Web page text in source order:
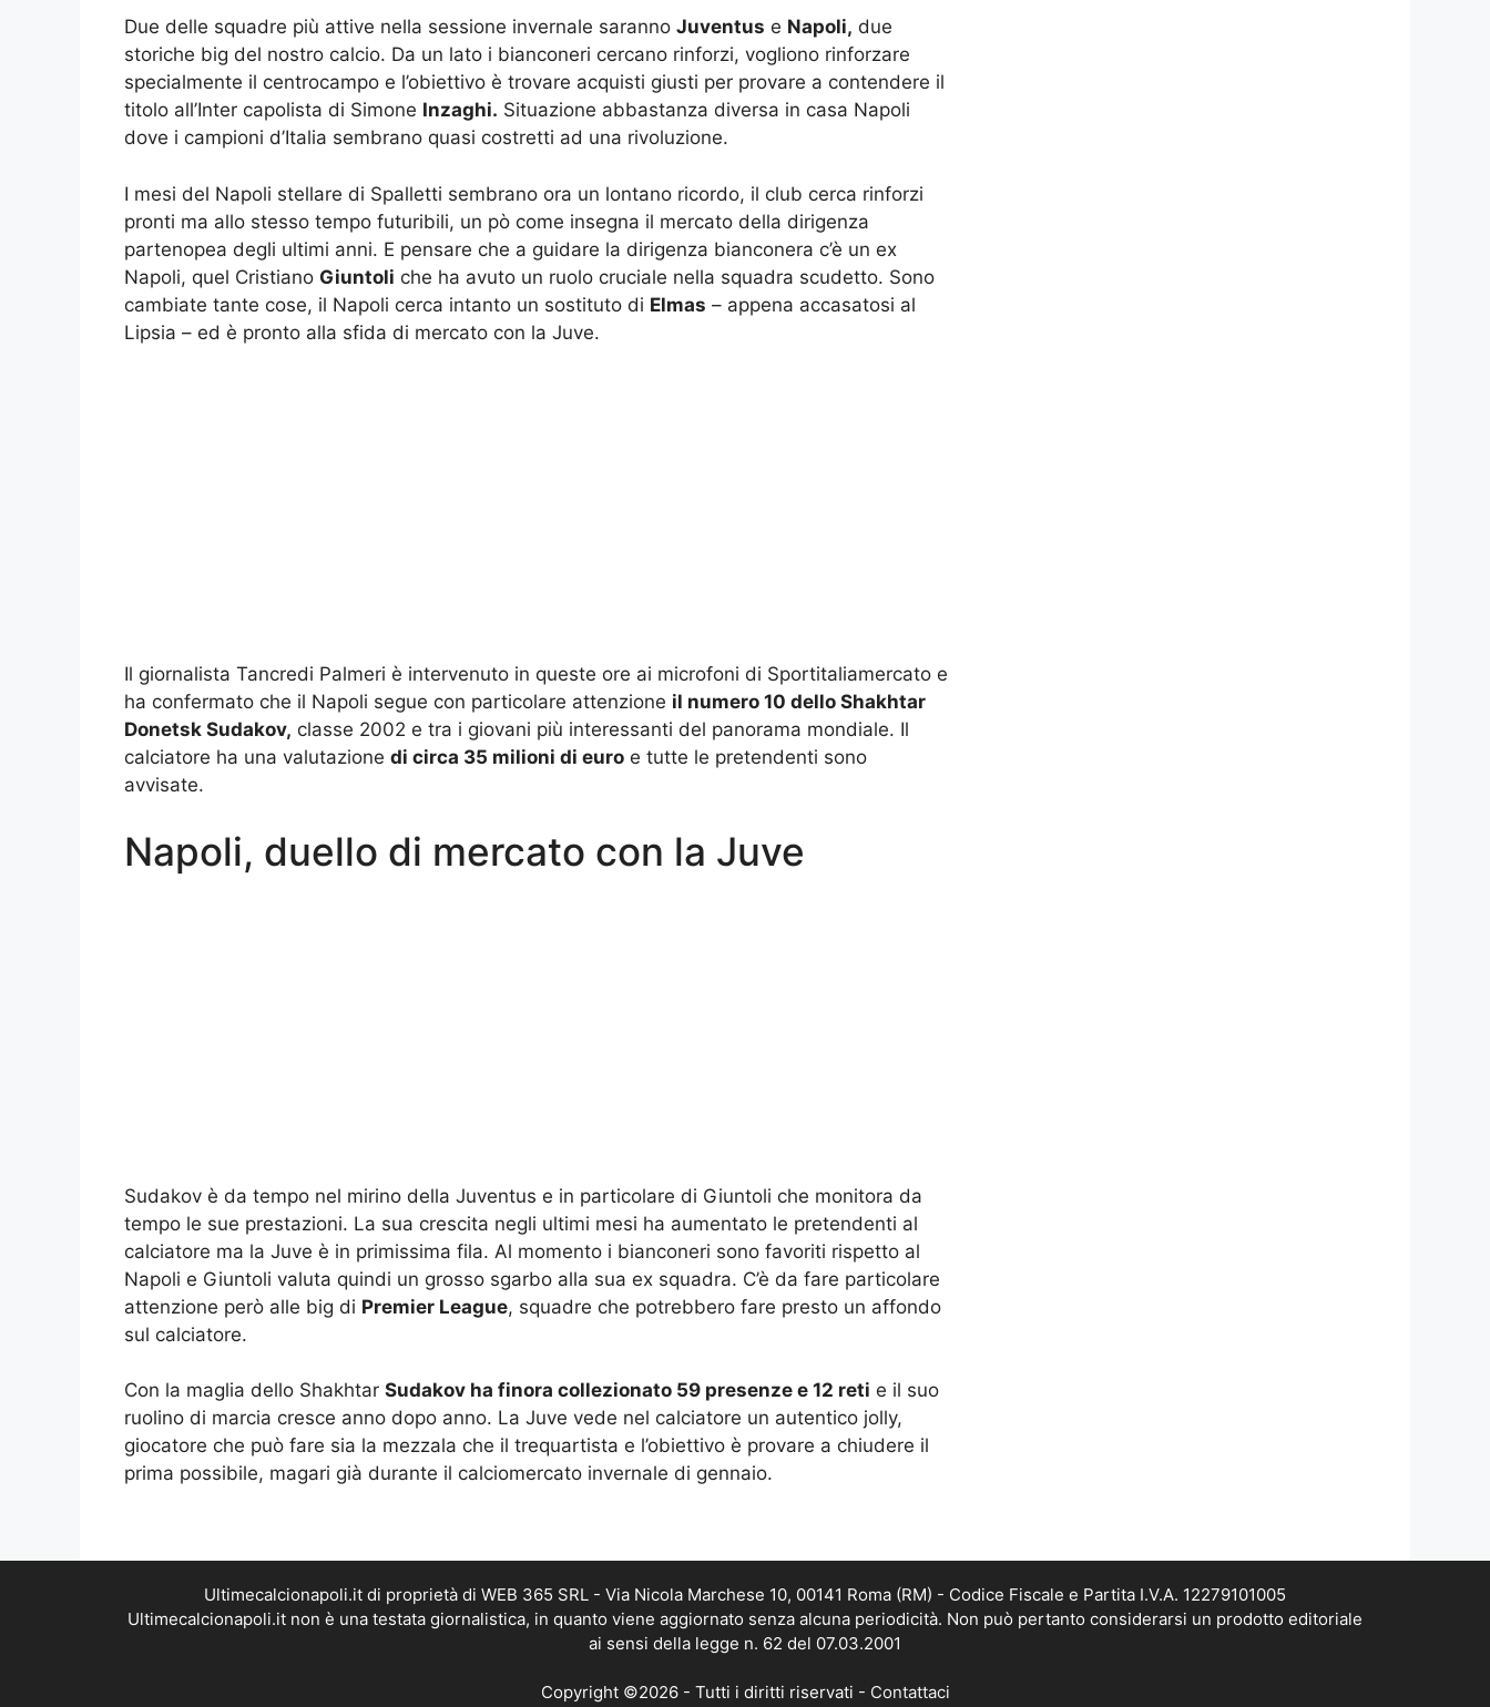
Due delle squadre più attive nella sessione invernale saranno Juventus e Napoli, due
storiche big del nostro calcio. Da un lato i bianconeri cercano rinforzi, vogliono rinforzare
specialmente il centrocampo e l’obiettivo è trovare acquisti giusti per provare a contendere il
titolo all’Inter capolista di Simone Inzaghi. Situazione abbastanza diversa in casa Napoli
dove i campioni d’Italia sembrano quasi costretti ad una rivoluzione.
I mesi del Napoli stellare di Spalletti sembrano ora un lontano ricordo, il club cerca rinforzi
pronti ma allo stesso tempo futuribili, un pò come insegna il mercato della dirigenza
partenopea degli ultimi anni. E pensare che a guidare la dirigenza bianconera c’è un ex
Napoli, quel Cristiano Giuntoli che ha avuto un ruolo cruciale nella squadra scudetto. Sono
cambiate tante cose, il Napoli cerca intanto un sostituto di Elmas – appena accasatosi al
Lipsia – ed è pronto alla sfida di mercato con la Juve.
Il giornalista Tancredi Palmeri è intervenuto in queste ore ai microfoni di Sportitaliamercato e
ha confermato che il Napoli segue con particolare attenzione il numero 10 dello Shakhtar
Donetsk Sudakov, classe 2002 e tra i giovani più interessanti del panorama mondiale. Il
calciatore ha una valutazione di circa 35 milioni di euro e tutte le pretendenti sono
avvisate.
Napoli, duello di mercato con la Juve
Sudakov è da tempo nel mirino della Juventus e in particolare di Giuntoli che monitora da
tempo le sue prestazioni. La sua crescita negli ultimi mesi ha aumentato le pretendenti al
calciatore ma la Juve è in primissima fila. Al momento i bianconeri sono favoriti rispetto al
Napoli e Giuntoli valuta quindi un grosso sgarbo alla sua ex squadra. C’è da fare particolare
attenzione però alle big di Premier League, squadre che potrebbero fare presto un affondo
sul calciatore.
Con la maglia dello Shakhtar Sudakov ha finora collezionato 59 presenze e 12 reti e il suo
ruolino di marcia cresce anno dopo anno. La Juve vede nel calciatore un autentico jolly,
giocatore che può fare sia la mezzala che il trequartista e l’obiettivo è provare a chiudere il
prima possibile, magari già durante il calciomercato invernale di gennaio.
Ultimecalcionapoli.it di proprietà di WEB 365 SRL - Via Nicola Marchese 10, 00141 Roma (RM) - Codice Fiscale e Partita I.V.A. 12279101005
Ultimecalcionapoli.it non è una testata giornalistica, in quanto viene aggiornato senza alcuna periodicità. Non può pertanto considerarsi un prodotto editoriale
ai sensi della legge n. 62 del 07.03.2001
Copyright ©2026 - Tutti i diritti riservati - Contattaci